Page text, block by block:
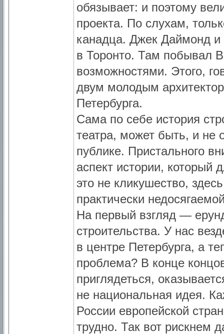
обязывает: и поэтому
проекта. По слухам,
канадца. Джек Даймонд
в Торонто. Там побывал
возможностями. Этого,
двум молодым
Петербурга.
Сама по себе история
театра, может быть, и не
публике. Пристального
аспект истории, который
это не кликушество,
практически
На первый взгляд —
строительства. У нас
в центре Петербурга, а
проблема? В конце
приглядеться,
не национальная идея.
России европейской
трудно. Так вот рискнем